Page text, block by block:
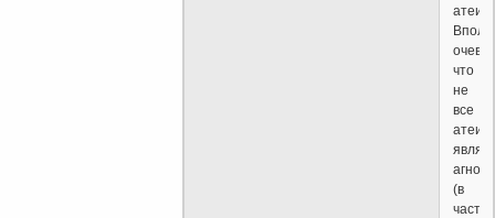
что
не
все
(в